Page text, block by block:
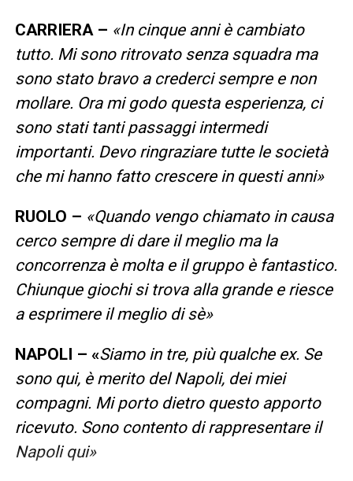
CARRIERA – «In cinque anni è cambiato
tutto. Mi sono ritrovato senza squadra ma
sono stato bravo a crederci sempre e non
mollare. Ora mi godo questa esperienza, ci
sono stati tanti passaggi intermedi
importanti. Devo ringraziare tutte le società
che mi hanno fatto crescere in questi anni»
RUOLO – «Quando vengo chiamato in causa
cerco sempre di dare il meglio ma la
concorrenza è molta e il gruppo è fantastico.
Chiunque giochi si trova alla grande e riesce
a esprimere il meglio di sè»
NAPOLI – «Siamo in tre, più qualche ex. Se
sono qui, è merito del Napoli, dei miei
compagni. Mi porto dietro questo apporto
ricevuto. Sono contento di rappresentare il
Napoli qui»